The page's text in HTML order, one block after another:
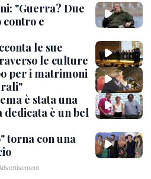
"Guerra? Due
e
le sue
le culture
per i matrimoni
è stata una
è un bel
torna con una